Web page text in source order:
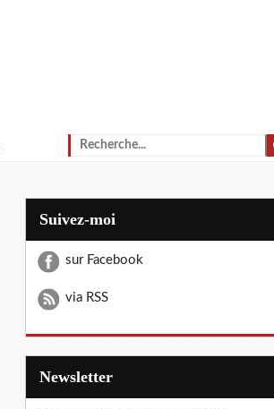
Suivez-moi
sur Facebook
via RSS
Newsletter